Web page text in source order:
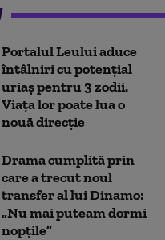
Portalul Leului aduce
întâlniri cu potențial
uriaș pentru 3 zodii.
Viața lor poate lua o
nouă direcție
Drama cumplită prin
care a trecut noul
transfer al lui Dinamo:
„Nu mai puteam dormi
nopțile”